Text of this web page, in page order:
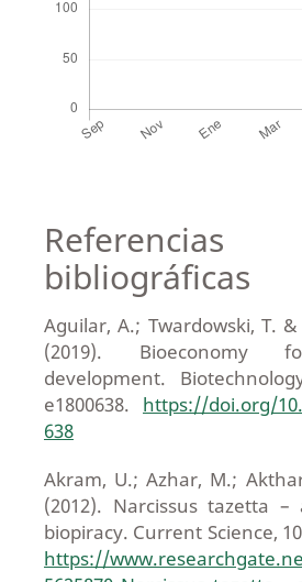
Referencias
bibliográficas
Aguilar, A.; Twardowski, T.
(2019). Bioeconomy
development.
e1800638. https://doi.org/
638
Akram, U.; Azhar, M.;
(2012). Narcissus tazetta
biopiracy. Current Science,
https://